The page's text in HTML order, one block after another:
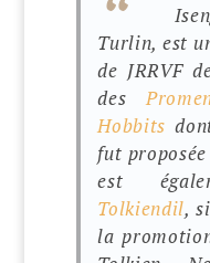
Turlin, est
de JRRVF
des
Hobbits
fut
est
Tolkiendil,
la